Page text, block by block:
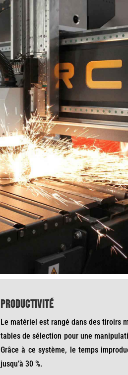
Productivité
Le matériel est rangé dans des tiroirs
tables de sélection pour une
Grâce à ce système, le temps
jusqu’à 30 %.